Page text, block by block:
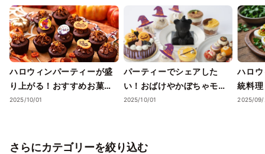
ハロウィンパーティーが盛
り上がる！おすすめお菓子
詰め合わせガイド
2025/10/01
パーティーでシェアした
い！おばけやかぼちゃモチ
ーフがかわいいハロウィン
2025/10/01
ハロ
統料
ー特集
2025/09/
さらにカテゴリーを絞り込む